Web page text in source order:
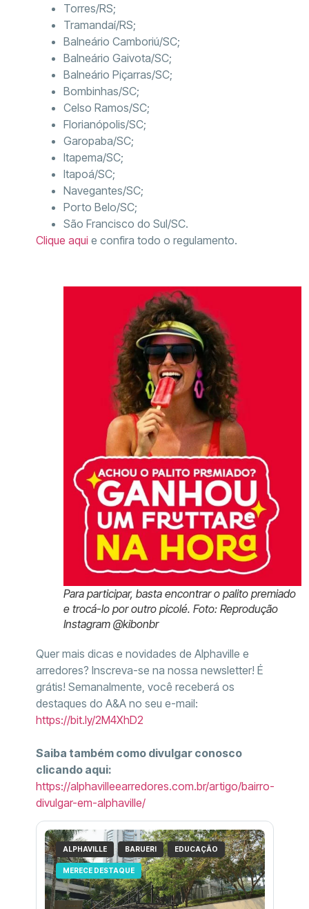
Torres/RS;
Tramandaí/RS;
Balneário Camboriú/SC;
Balneário Gaivota/SC;
Balneário Piçarras/SC;
Bombinhas/SC;
Celso Ramos/SC;
Florianópolis/SC;
Garopaba/SC;
Itapema/SC;
Itapoá/SC;
Navegantes/SC;
Porto Belo/SC;
São Francisco do Sul/SC.
Clique aqui e confira todo o regulamento.
Para participar, basta encontrar o palito premiado
e trocá-lo por outro picolé. Foto: Reprodução
Instagram @kibonbr
Quer mais dicas e novidades de Alphaville e
arredores? Inscreva-se na nossa newsletter! É
grátis! Semanalmente, você receberá os
destaques do A&A no seu e-mail:
https://bit.ly/2M4XhD2
Saiba também como divulgar conosco
clicando aqui:
https://alphavilleearredores.com.br/artigo/bairro-
divulgar-em-alphaville/
ALPHAVILLE BARUERI EDUCAÇÃO
MERECE DESTAQUE